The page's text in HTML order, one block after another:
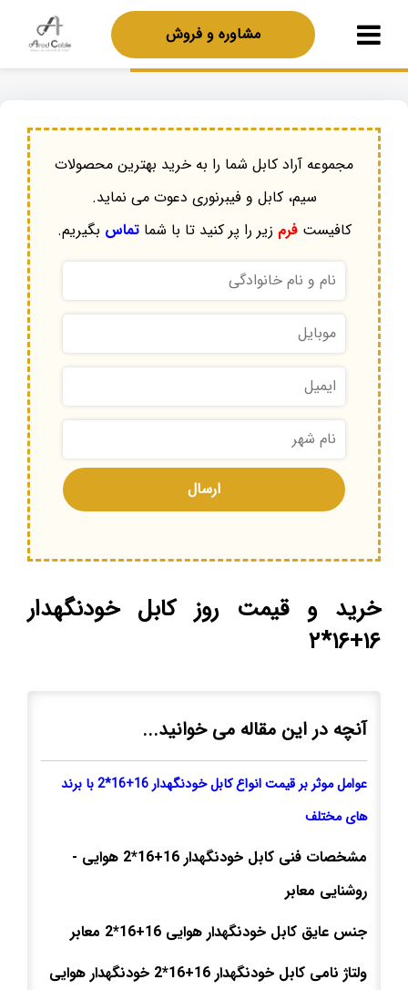
مشاوره و فروش
مجموعه آراد کابل شما را به خرید بهترین محصولات
سیم، کابل و فیبرنوری دعوت می نماید.
کافیستفرم زیر را پر کنید تا با شماتماس بگیریم.
خرید و قیمت روز کابل خودنگهدار
۱۶+۱۶*۲
آنچه در این مقاله می خوانید...
عوامل موثر بر قیمت انواع کابل خودنگهدار 16+16*2 با برند
های مختلف
مشخصات فنی کابل خودنگهدار 16+16*2 هوایی -
روشنایی معابر
جنس عایق کابل خودنگهدار هوایی 16+16*2 معابر
ولتاژ نامی کابل خودنگهدار 16+16*2 خودنگهدار هوایی